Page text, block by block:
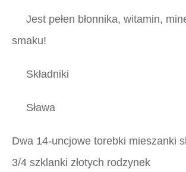
Jest pełen błonnika, witamin,
smaku!
Składniki
Sława
Dwa 14-uncjowe torebki mieszanki
3/4 szklanki złotych rodzynek